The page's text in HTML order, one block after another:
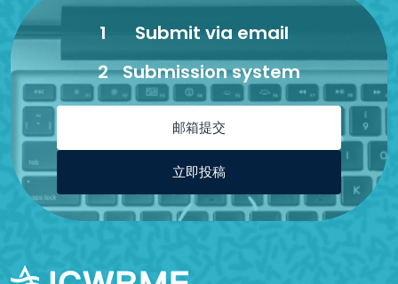
1
Submit via email
2 Submission system
邮箱提交
立即投稿